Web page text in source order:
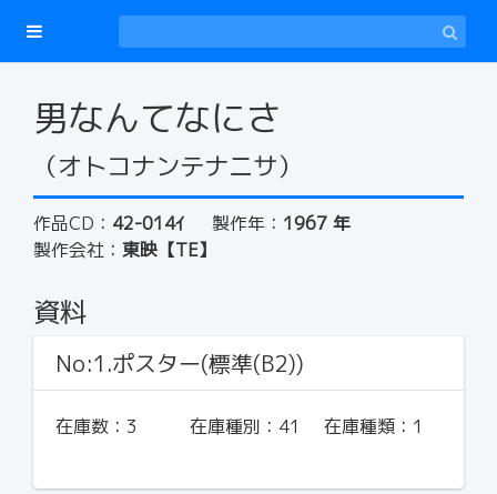
男なんてなにさ
（オトコナンテナニサ）
作品CD： 42-014ｲ 製作年： 1967 年
製作会社： 東映【TE】
資料
No:1.ポスター(標準(B2))
在庫数： 3 在庫種別： 41 在庫種類： 1